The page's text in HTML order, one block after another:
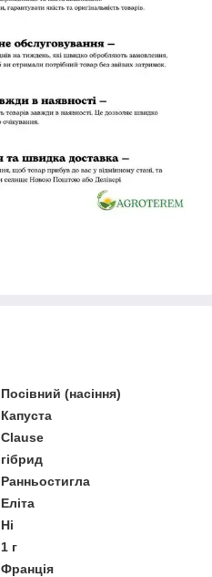
Посівний (насіння)
Капуста
Clause
гібрид
Ранньостигла
Еліта
Ні
1 г
Франція